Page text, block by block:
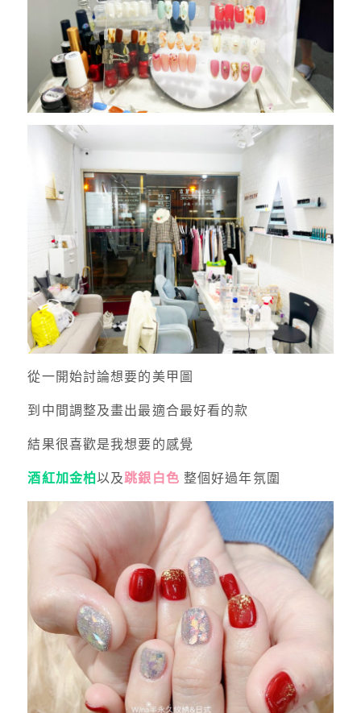
從一開始討論想要的美甲圖
到中間調整及畫出最適合最好看的款
結果很喜歡是我想要的感覺
酒紅加金柏以及跳銀白色 整個好過年氛圍